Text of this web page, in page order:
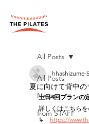
All Posts
News
from STAFF
All Posts
夏に向けて背中の
hhashizume
土日4回プランの
詳しくはこちら
↳ https://